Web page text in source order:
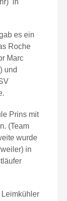
in
es ein
Roche
Marc
und
Prins mit
(Team
wurde
in